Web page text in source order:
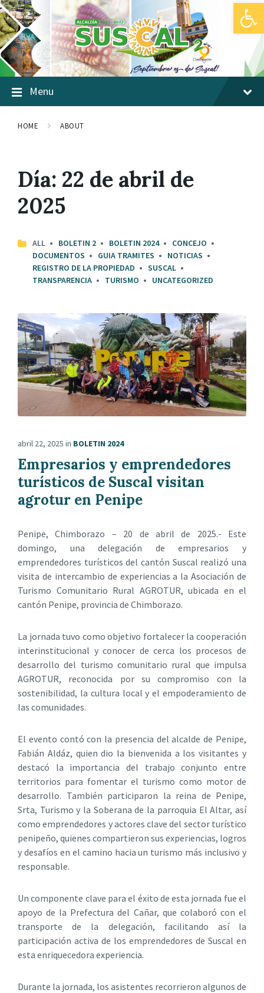
Abrir barra de herramientas
Skip
to
content
Skip
to
main
navigation
Skip
to
footer
Menu
HOME ABOUT
Día: 22 de abril de
2025
ALL BOLETIN 2 BOLETIN 2024
CONCEJO
DOCUMENTOS
GUIA TRAMITES
NOTICIAS
REGISTRO DE LA PROPIEDAD
SUSCAL
TRANSPARENCIA
TURISMO UNCATEGORIZED
abril 22, 2025 in BOLETIN 2024
Empresarios y emprendedores
turísticos de Suscal visitan
agrotur en Penipe
Penipe, Chimborazo – 20 de abril de 2025.- Este
domingo, una delegación de empresarios y
emprendedores turísticos del cantón Suscal realizó una
visita de intercambio de experiencias a la Asociación de
Turismo Comunitario Rural AGROTUR, ubicada en el
cantón Penipe, provincia de Chimborazo.
La jornada tuvo como objetivo fortalecer la cooperación
interinstitucional y conocer de cerca los procesos de
desarrollo del turismo comunitario rural que impulsa
AGROTUR, reconocida por su compromiso con la
sostenibilidad, la cultura local y el empoderamiento de
las comunidades.
El evento contó con la presencia del alcalde de Penipe,
Fabián Aldáz, quien dio la bienvenida a los visitantes y
destacó la importancia del trabajo conjunto entre
territorios para fomentar el turismo como motor de
desarrollo. También participaron la reina de Penipe,
Srta, Turismo y la Soberana de la parroquia El Altar, así
como emprendedores y actores clave del sector turístico
penipeño, quienes compartieron sus experiencias, logros
y desafíos en el camino hacia un turismo más inclusivo y
responsable.
Un componente clave para el éxito de esta jornada fue el
apoyo de la Prefectura del Cañar, que colaboró con el
transporte de la delegación, facilitando así la
participación activa de los emprendedores de Suscal en
esta enriquecedora experiencia.
Durante la jornada, los asistentes recorrieron algunos de